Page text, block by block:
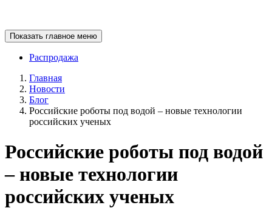
Показать главное меню
Распродажа
Главная
Новости
Блог
Российские роботы под водой – новые технологии
российских ученых
Российские роботы под водой
– новые технологии
российских ученых